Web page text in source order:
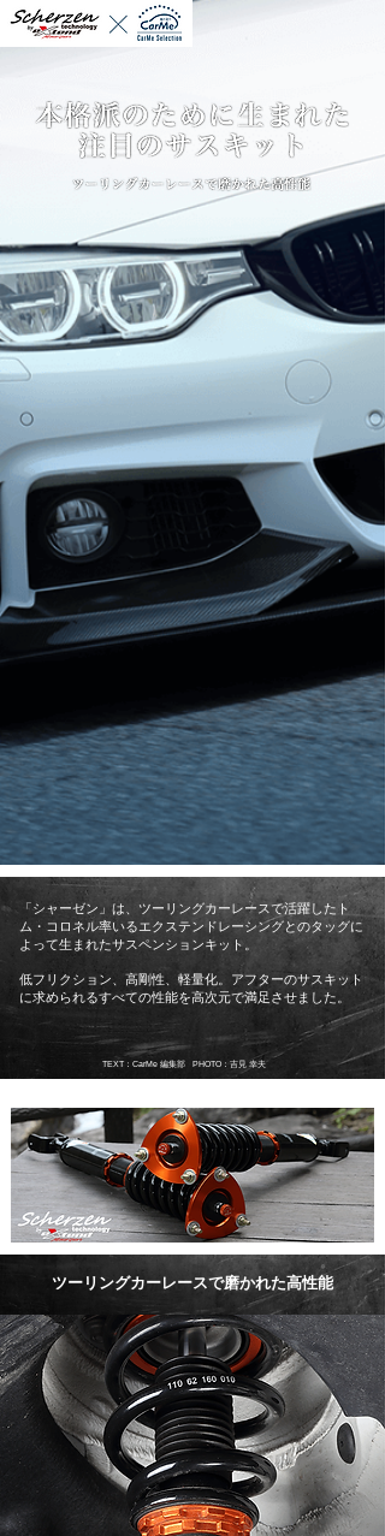
「シャーゼン」は、ツーリングカーレースで活躍したト
ム・コロネル率いるエクステンドレーシングとのタッグに
よって生まれたサスペンションキット。
低フリクション、高剛性、軽量化。アフターのサスキット
に求められるすべての性能を高次元で満足させました。
ツーリングカーレースで磨かれた高性能
TEXT：CarMe 編集部 PHOTO：吉見 幸夫